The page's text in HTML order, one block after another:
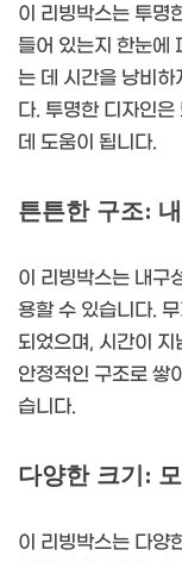
이 리빙박스는 투명
들어 있는지 한눈에
는 데 시간을 낭비하
다. 투명한 디자인
데 도움이 됩니다.
튼튼한 구조:
이 리빙박스는 내구
용할 수 있습니다.
되었으며, 시간이
안정적인 구조로 쌓
습니다.
다양한 크기:
이 리빙박스는 다양